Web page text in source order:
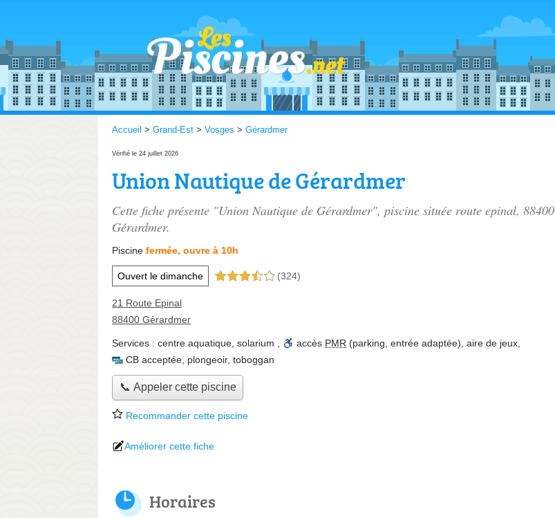
Accueil > Grand-Est > Vosges > Gérardmer
Vérifié le 24 juillet 2026
Union Nautique de Gérardmer
Cette fiche présente "Union Nautique de Gérardmer", piscine située route epinal, 88400
Gérardmer.
Piscine fermée, ouvre à 10h
Ouvert le dimanche 3,5 étoiles sur 5 (324)
21 Route Epinal
88400 Gérardmer
Services : centre aquatique solarium accès PMR (parking, entrée adaptée) aire de jeux
CB acceptée plongeoir, toboggan
📞 Appeler cette piscine
Recommander cette piscine
Améliorer cette fiche
Horaires